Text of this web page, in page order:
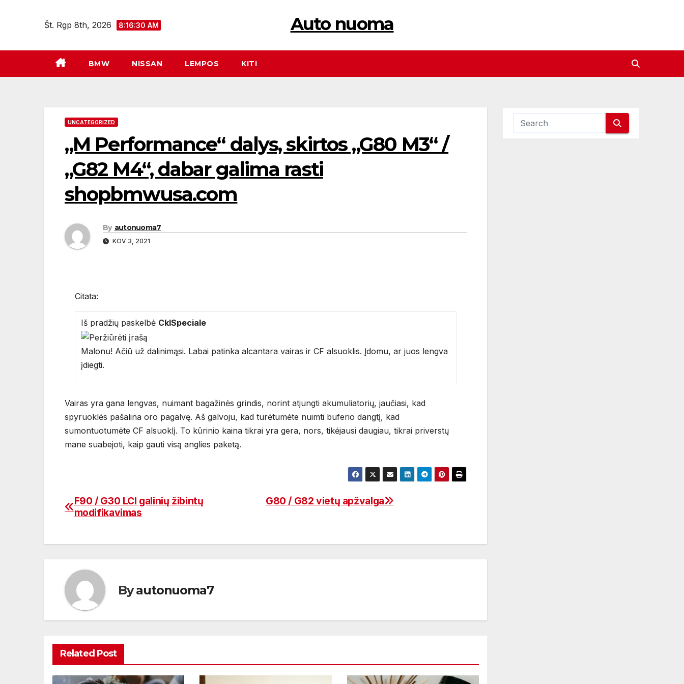
Št. Rgp 8th, 2026 8:16:31 AM Auto nuoma
BMW NISSAN LEMPOS KITI
UNCATEGORIZED
„M Performance“ dalys, skirtos „G80 M3“ /
„G82 M4“, dabar galima rasti
shopbmwusa.com
By autonuoma7
KOV 3, 2021
Citata:
Iš pradžių paskelbė CklSpeciale
Malonu! Ačiū už dalinimąsi. Labai patinka alcantara vairas ir CF alsuoklis. Įdomu, ar juos lengva
įdiegti.
Vairas yra gana lengvas, nuimant bagažinės grindis, norint atjungti akumuliatorių, jaučiasi, kad
spyruoklės pašalina oro pagalvę. Aš galvoju, kad turėtumėte nuimti buferio dangtį, kad
sumontuotumėte CF alsuoklį. To kūrinio kaina tikrai yra gera, nors, tikėjausi daugiau, tikrai priverstų
mane suabejoti, kaip gauti visą anglies paketą.
Navigacija
įrašų
G80 / G82 vietų apžvalga
F90 / G30 LCI galinių žibintų
modifikavimas
Byautonuoma7
Related Post